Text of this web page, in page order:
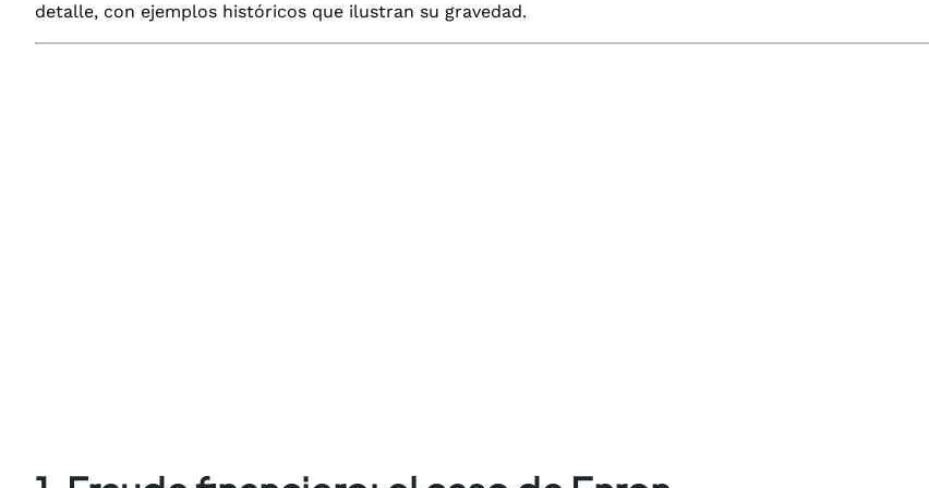
detalle, con ejemplos históricos que ilustran su gravedad.